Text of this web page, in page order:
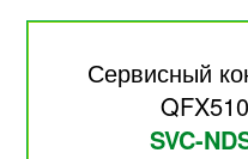
Сервисный
SVC-